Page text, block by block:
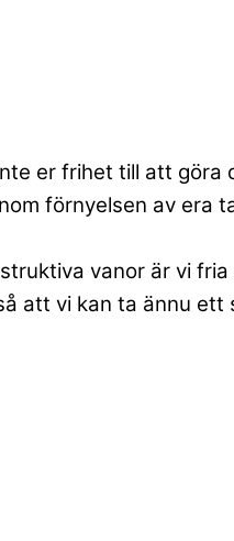
er frihet till att göra
förnyelsen av era
vanor är vi
att vi kan ta ännu ett